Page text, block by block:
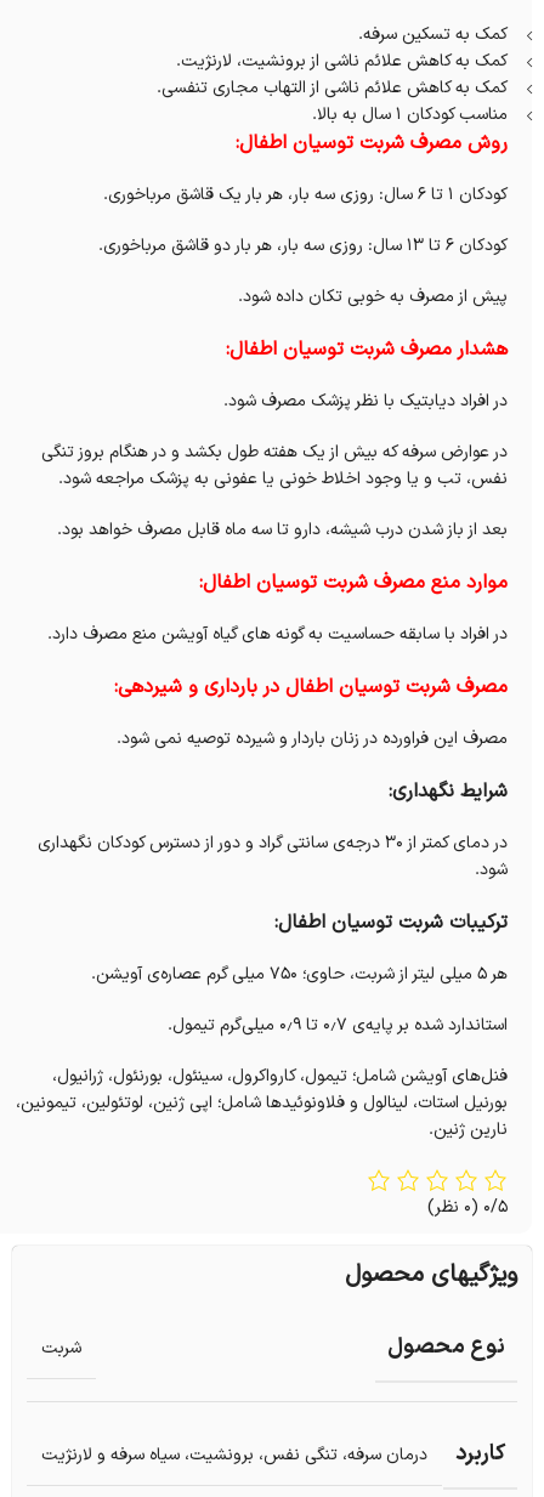
کمک به تسکین سرفه.
کمک به کاهش علائم ناشی از برونشیت، لارنژیت.
کمک به کاهش علائم ناشی از التهاب مجاری تنفسی.
مناسب کودکان ۱ سال به بالا.
روش مصرف شربت توسیان اطفال:
کودکان ۱ تا ۶ سال: روزی سه بار، هر بار یک قاشق مرباخوری.
کودکان ۶ تا ۱۳ سال: روزی سه بار، هر بار دو قاشق مرباخوری.
پیش از مصرف به خوبی تکان داده شود.
هشدار مصرف شربت توسیان اطفال:
در افراد دیابتیک با نظر پزشک مصرف شود.
در عوارض سرفه که بیش از یک هفته طول بکشد و در هنگام بروز تنگی
نفس، تب و یا وجود اخلاط خونی یا عفونی به پزشک مراجعه شود.
بعد از باز شدن درب شیشه، دارو تا سه ماه قابل مصرف خواهد بود.
موارد منع مصرف شربت توسیان اطفال:
در افراد با سابقه حساسیت به گونه های گیاه آویشن منع مصرف دارد.
مصرف شربت توسیان اطفال در بارداری و شیردهی:
مصرف این فراورده در زنان باردار و شیرده توصیه نمی شود.
شرایط نگهداری:
در دمای کمتر از ۳۰ درجه‌ی سانتی گراد و دور از دسترس کودکان نگهداری
شود.
ترکیبات شربت توسیان اطفال:
هر ۵ میلی لیتر از شربت، حاوی؛ ۷۵۰ میلی گرم عصاره‌ی آویشن.
استاندارد شده بر پایه‌ی ۰٫۷ تا ۰٫۹ میلی‌گرم تیمول.
فنل‌های آویشن شامل؛ تیمول، کارواکرول، سینئول، بورنئول، ژرانیول،
بورنیل استات، لینالول و فلاونوئیدها شامل؛ اپی ژنین، لوتئولین، تیمونین،
نارین ژنین.
0/5 (0 نظر)
ویژگیهای محصول
نوع محصول شربت
کاربرد درمان سرفه، تنگی نفس، برونشیت، سیاه سرفه و لارنژیت